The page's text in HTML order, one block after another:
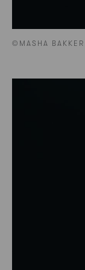
©MASHA